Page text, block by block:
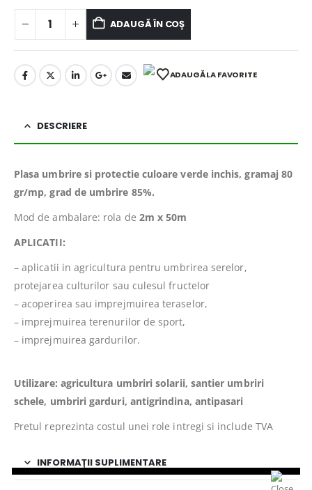
ADAUGĂ ÎN COȘ
ADAUGĂ LA FAVORITE
DESCRIERE
Plasa umbrire si protectie culoare verde inchis, gramaj 80
gr/mp, grad de umbrire 85%.
Mod de ambalare: rola de 2m x 50m
APLICATII:
– aplicatii in agricultura pentru umbrirea serelor,
protejarea culturilor sau culesul fructelor
– acoperirea sau imprejmuirea teraselor,
– imprejmuirea terenurilor de sport,
– imprejmuirea gardurilor.
Utilizare: agricultura umbriri solarii, santier umbriri
schele, umbriri garduri, antigrindina, antipasari
Pretul reprezinta costul unei role intregi si include TVA
INFORMAȚII SUPLIMENTARE